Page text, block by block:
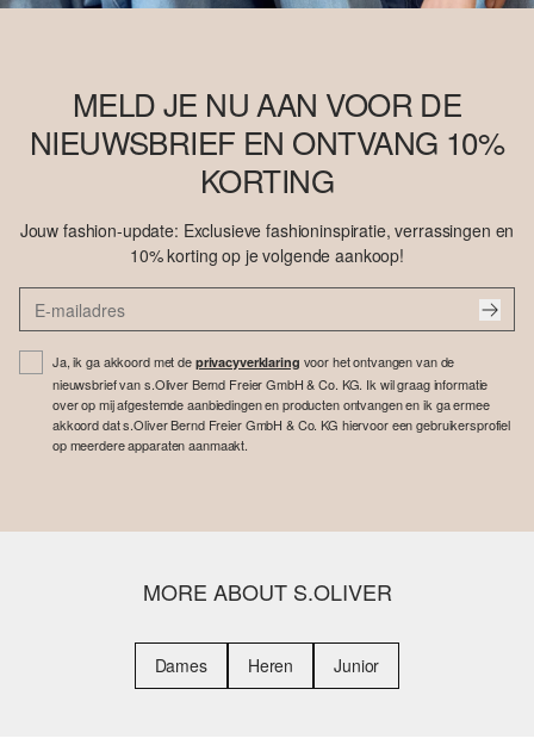
MELD JE NU AAN VOOR DE
NIEUWSBRIEF EN ONTVANG 10%
KORTING
Jouw fashion-update: Exclusieve fashioninspiratie, verrassingen en
10% korting op je volgende aankoop!
Ja, ik ga akkoord met de privacyverklaring voor het ontvangen van de
nieuwsbrief van s.Oliver Bernd Freier GmbH & Co. KG. Ik wil graag informatie
over op mij afgestemde aanbiedingen en producten ontvangen en ik ga ermee
akkoord dat s.Oliver Bernd Freier GmbH & Co. KG hiervoor een gebruikersprofiel
op meerdere apparaten aanmaakt.
MORE ABOUT S.OLIVER
Dames Heren Junior